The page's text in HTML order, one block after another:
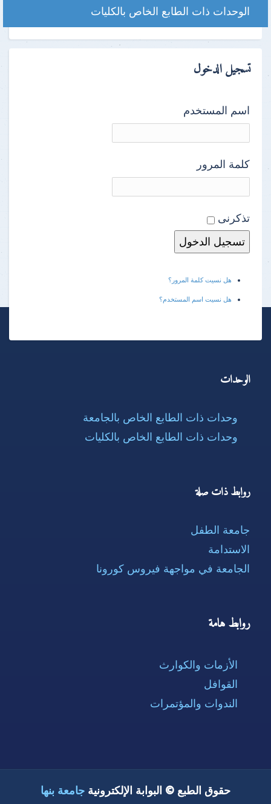
الوحدات ذات الطابع الخاص بالكليات
تسجيل الدخول
اسم المستخدم
كلمة المرور
تذكرنى
هل نسيت كلمة المرور؟
هل نسيت اسم المستخدم؟
الوحدات
وحدات ذات الطابع الخاص بالجامعة
وحدات ذات الطابع الخاص بالكليات
روابط ذات صلة
جامعة الطفل
الاستدامة
الجامعة في مواجهة فيروس كورونا
روابط هامة
الأزمات والكوارث
القوافل
الندوات والمؤتمرات
حقوق الطبع © البوابة الإلكترونية جامعة بنها